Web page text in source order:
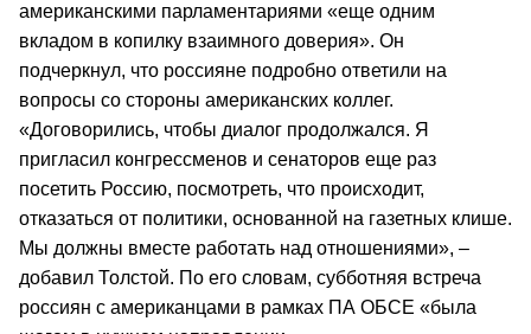
американскими парламентариями «еще одним
вкладом в копилку взаимного доверия». Он
подчеркнул, что россияне подробно ответили на
вопросы со стороны американских коллег.
«Договорились, чтобы диалог продолжался. Я
пригласил конгрессменов и сенаторов еще раз
посетить Россию, посмотреть, что происходит,
отказаться от политики, основанной на газетных клише.
Мы должны вместе работать над отношениями», –
добавил Толстой. По его словам, субботняя встреча
россиян с американцами в рамках ПА ОБСЕ «была